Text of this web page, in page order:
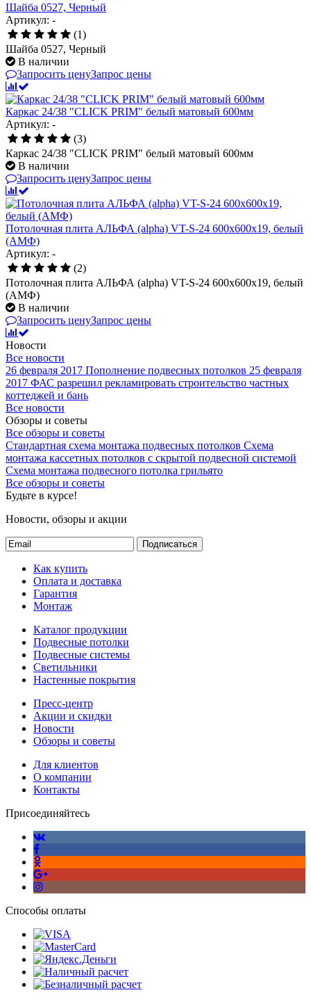
Шайба 0527, Черный
Артикул: -
(1)
Шайба 0527, Черный
В наличии
Запросить ценуЗапрос цены
Каркас 24/38 "CLICK PRIM" белый матовый 600мм
Артикул: -
(3)
Каркас 24/38 "CLICK PRIM" белый матовый 600мм
В наличии
Запросить ценуЗапрос цены
Потолочная плита АЛЬФА (alpha) VT-S-24 600x600x19, белый
(АМФ)
Артикул: -
(2)
Потолочная плита АЛЬФА (alpha) VT-S-24 600x600x19, белый
(АМФ)
В наличии
Запросить ценуЗапрос цены
Новости
Все новости
26 февраля 2017 Пополнение подвесных потолков 25 февраля
2017 ФАС разрешил рекламировать строительство частных
коттеджей и бань
Все новости
Обзоры и советы
Все обзоры и советы
Стандартная схема монтажа подвесных потолков Схема
монтажа кассетных потолков с скрытой подвесной системой
Схема монтажа подвесного потолка грильято
Все обзоры и советы
Будьте в курсе!
Новости, обзоры и акции
Подписаться
Как купить
Оплата и доставка
Гарантия
Монтаж
Каталог продукции
Подвесные потолки
Подвесные системы
Светильники
Настенные покрытия
Пресс-центр
Акции и скидки
Новости
Обзоры и советы
Для клиентов
О компании
Контакты
Присоединяйтесь
Способы оплаты